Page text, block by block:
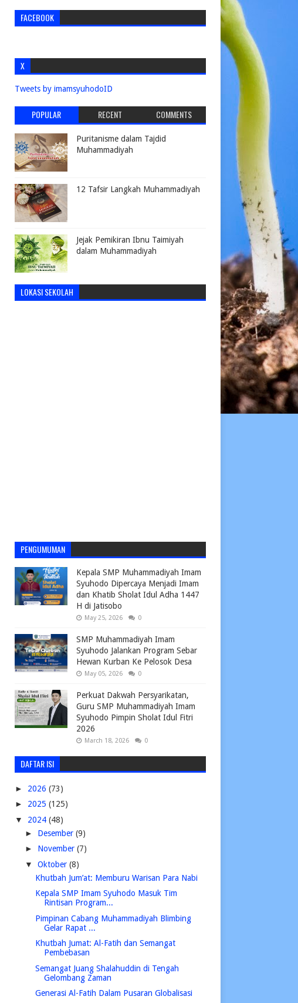
FACEBOOK
X
Tweets by imamsyuhodoID
POPULAR RECENT COMMENTS
Puritanisme dalam Tajdid
Muhammadiyah
12 Tafsir Langkah Muhammadiyah
Jejak Pemikiran Ibnu Taimiyah
dalam Muhammadiyah
LOKASI SEKOLAH
PENGUMUMAN
Kepala SMP Muhammadiyah Imam
Syuhodo Dipercaya Menjadi Imam
dan Khatib Sholat Idul Adha 1447
H di Jatisobo
May 25, 2026 0
SMP Muhammadiyah Imam
Syuhodo Jalankan Program Sebar
Hewan Kurban Ke Pelosok Desa
May 05, 2026 0
Perkuat Dakwah Persyarikatan,
Guru SMP Muhammadiyah Imam
Syuhodo Pimpin Sholat Idul Fitri
2026
March 18, 2026 0
DAFTAR ISI
► 2026 (73)
► 2025 (125)
▼ 2024 (48)
► Desember (9)
► November (7)
▼ Oktober (8)
Khutbah Jum’at: Memburu Warisan Para Nabi
Kepala SMP Imam Syuhodo Masuk Tim
Rintisan Program...
Pimpinan Cabang Muhammadiyah Blimbing
Gelar Rapat ...
Khutbah Jumat: Al-Fatih dan Semangat
Pembebasan
Semangat Juang Shalahuddin di Tengah
Gelombang Zaman
Generasi Al-Fatih Dalam Pusaran Globalisasi